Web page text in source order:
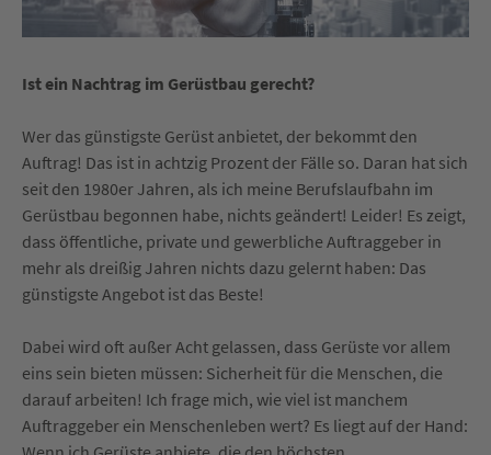
Ist ein Nachtrag im Gerüstbau gerecht?
Wer das günstigste Gerüst anbietet, der bekommt den
Auftrag! Das ist in achtzig Prozent der Fälle so. Daran hat sich
seit den 1980er Jahren, als ich meine Berufslaufbahn im
Gerüstbau begonnen habe, nichts geändert! Leider! Es zeigt,
dass öffentliche, private und gewerbliche Auftraggeber in
mehr als dreißig Jahren nichts dazu gelernt haben: Das
günstigste Angebot ist das Beste!
Dabei wird oft außer Acht gelassen, dass Gerüste vor allem
eins sein bieten müssen: Sicherheit für die Menschen, die
darauf arbeiten! Ich frage mich, wie viel ist manchem
Auftraggeber ein Menschenleben wert? Es liegt auf der Hand: